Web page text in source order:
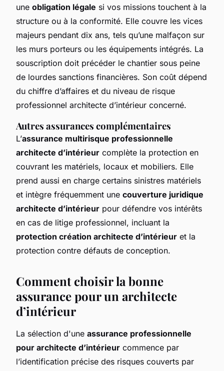
une obligation légale si vos missions touchent à la
structure ou à la conformité. Elle couvre les vices
majeurs pendant dix ans, tels qu’une malfaçon sur
les murs porteurs ou les équipements intégrés. La
souscription doit précéder le chantier sous peine
de lourdes sanctions financières. Son coût dépend
du chiffre d’affaires et du niveau de risque
professionnel architecte d’intérieur concerné.
Autres assurances complémentaires
L’assurance multirisque professionnelle
architecte d’intérieur complète la protection en
couvrant les matériels, locaux et mobiliers. Elle
prend aussi en charge certains sinistres matériels
et intègre fréquemment une couverture juridique
architecte d’intérieur pour défendre vos intérêts
en cas de litige professionnel, incluant la
protection création architecte d’intérieur et la
protection contre défauts de conception.
Comment choisir la bonne
assurance pour un architecte
d’intérieur
La sélection d'une assurance professionnelle
pour architecte d’intérieur commence par
l’identification précise des risques couverts par